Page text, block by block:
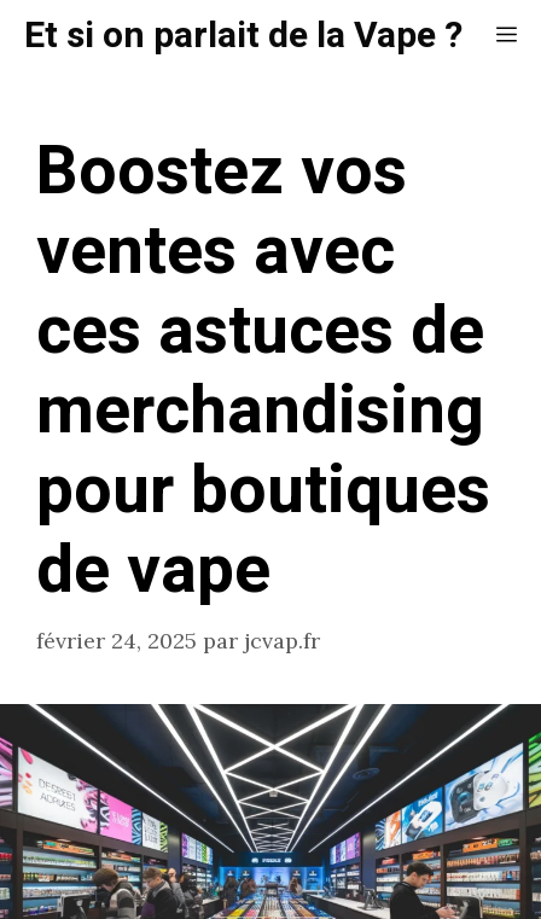
AllerEt si on parlait de la Vape ?
Boostez vos
ventes avec
ces astuces de
merchandising
pour boutiques
de vape
février 24, 2025 par jcvap.fr